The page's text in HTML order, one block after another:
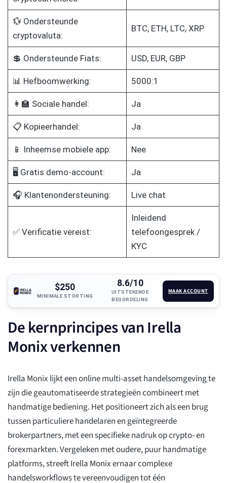
💱 Ondersteunde
cryptovaluta:
BTC, ETH, LTC, XRP
💲 Ondersteunde Fiats: USD, EUR, GBP
📊 Hefboomwerking: 5000:1
👩‍🏫 Sociale handel: Ja
📋 Kopieerhandel: Ja
📱 Inheemse mobiele app: Nee
🖥️ Gratis demo-account: Ja
🎧 Klantenondersteuning: Live chat
✅ Verificatie vereist:
Inleidend
telefoongesprek /
KYC
$250
MINIMALE STORTING
8.6/10
UITSTEKENDE
BEOORDELING
MAAK ACCOUNT
De kernprincipes van Irella
Monix verkennen
Irella Monix lijkt een online multi-asset handelsomgeving te
zijn die geautomatiseerde strategieën combineert met
handmatige bediening. Het positioneert zich als een brug
tussen particuliere handelaren en geïntegreerde
brokerpartners, met een specifieke nadruk op crypto- en
forexmarkten. Vergeleken met oudere, puur handmatige
platforms, streeft Irella Monix ernaar complexe
handelsworkflows te vereenvoudigen tot één